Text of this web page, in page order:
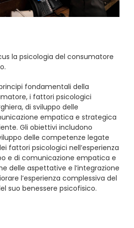
la psicologia del consumatore
fondamentali della
i fattori psicologici
di sviluppo delle
empatica e strategica
Gli obiettivi includono
delle competenze legate
fattori psicologici nell’esperienza
e di comunicazione empatica e
delle aspettative e l’integrazione
l’esperienza complessiva del
suo benessere psicofisico.